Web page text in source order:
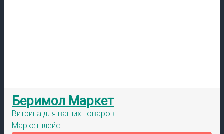
Беримол Маркет
Витрина для ваших товаров
Маркетплейс